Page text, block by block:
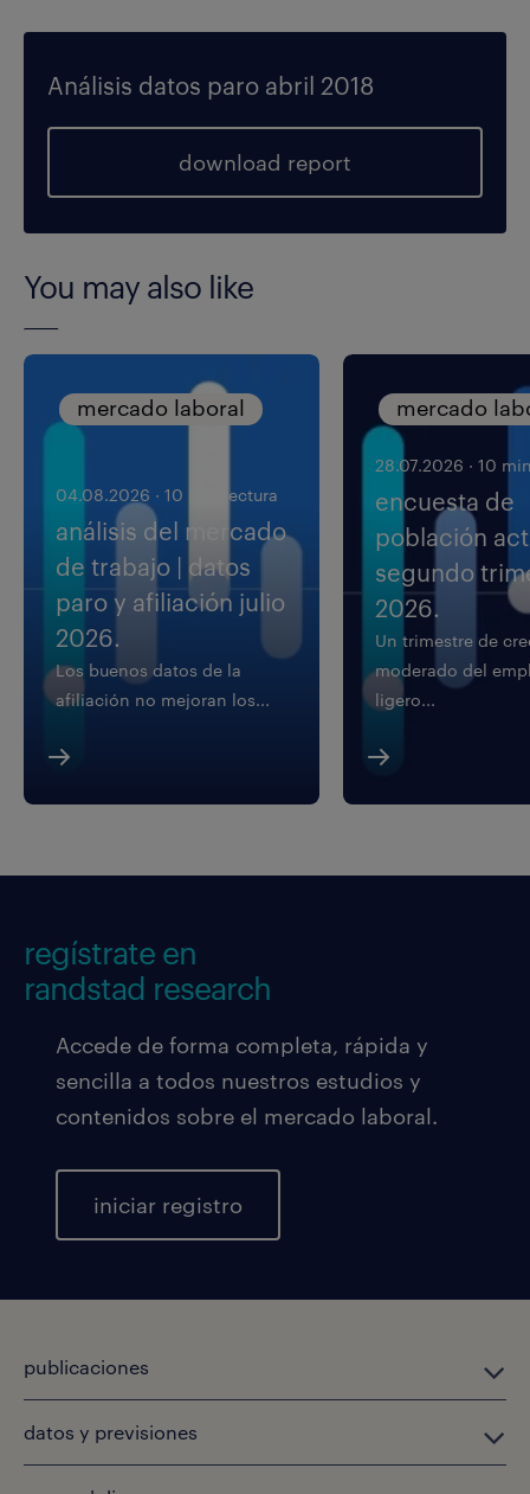
Análisis datos paro abril 2018
download report
You may also like
mercado laboral
04.08.2026 · 10 min lectura
análisis del mercado
de trabajo | datos
paro y afiliación julio
2026.
Los buenos datos de la
afiliación no mejoran los...
mercado
28.07.2026 · 10
encuesta de
población
segundo
2026.
Un trimestre de
moderado del
ligero...
regístrate en
randstad research
Accede de forma completa, rápida y
sencilla a todos nuestros estudios y
contenidos sobre el mercado laboral.
iniciar registro
publicaciones
datos y previsiones